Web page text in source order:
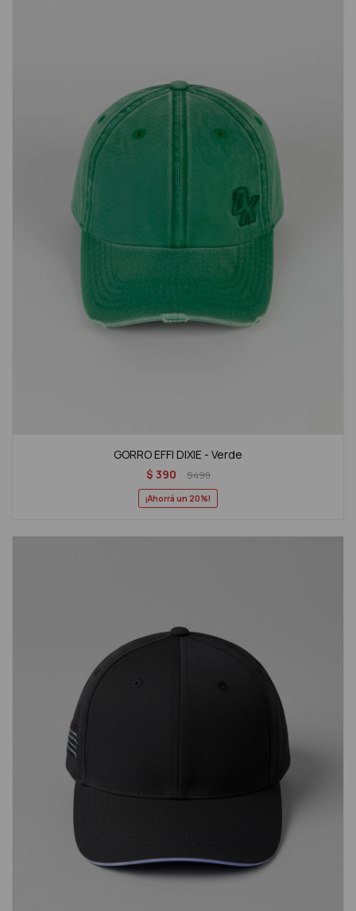
GORRO EFFI DIXIE - Verde
$ 390 $490
20